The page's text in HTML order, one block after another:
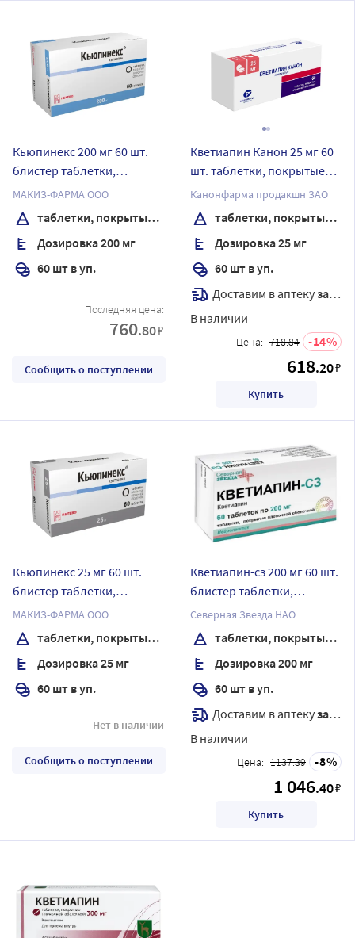
Кьюпинекс 200 мг 60 шт.
блистер таблетки,
покрытые пленочной
оболочкой
МАКИЗ-ФАРМА ООО
таблетки, покрытые пленочной оболочкой
Дозировка 200 мг
60 шт в уп.
Последняя цена:
760.80₽
Сообщить о поступлении
Кветиапин Канон 25 мг 60
шт. таблетки, покрытые
пленочной оболочкой
Канонфарма продакшн ЗАО
таблетки, покрытые пленочной оболочкой
Дозировка 25 мг
60 шт в уп.
Доставим в аптекузавтра
В наличии
Цена: 718.84 14
618.20₽
Купить
Кьюпинекс 25 мг 60 шт.
блистер таблетки,
покрытые пленочной
оболочкой
МАКИЗ-ФАРМА ООО
таблетки, покрытые пленочной оболочкой
Дозировка 25 мг
60 шт в уп.
Нет в наличии
Сообщить о поступлении
Кветиапин-сз 200 мг 60 шт.
блистер таблетки,
покрытые пленочной
оболочкой
Северная Звезда НАО
таблетки, покрытые пленочной оболочкой
Дозировка 200 мг
60 шт в уп.
Доставим в аптекузавтра
В наличии
Цена: 1137.39 8
1 046.40₽
Купить